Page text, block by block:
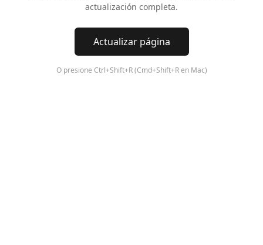
actualización completa.
Actualizar página
O presione Ctrl+Shift+R (Cmd+Shift+R en Mac)